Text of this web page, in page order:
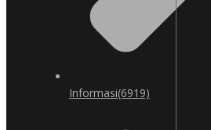
Informasi(6919)